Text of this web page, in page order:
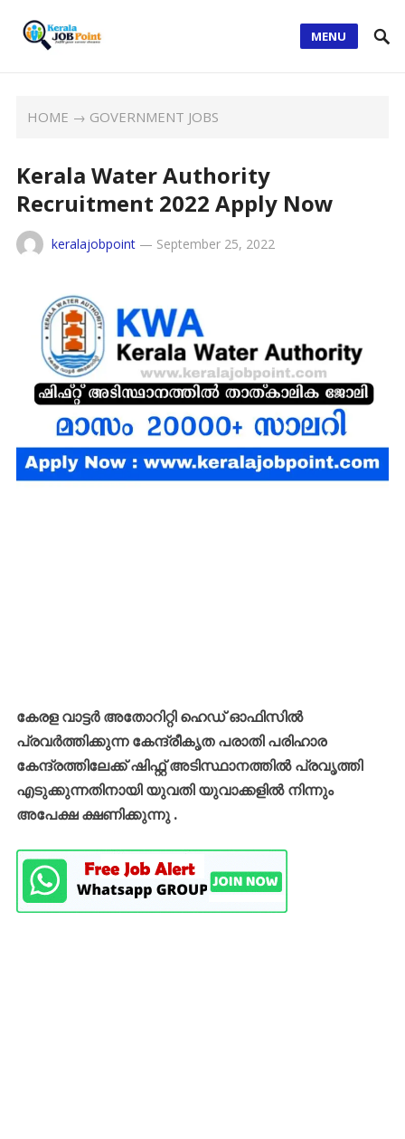
MENU
HOME → GOVERNMENT JOBS
Kerala Water Authority
Recruitment 2022 Apply Now
keralajobpoint— September 25, 2022
കേരള വാട്ടർ അതോറിറ്റി ഹെഡ് ഓഫിസിൽ
പ്രവർത്തിക്കുന്ന കേന്ദ്രീകൃത പരാതി പരിഹാര
കേന്ദ്രത്തിലേക്ക് ഷിഫ്റ്റ് അടിസ്ഥാനത്തിൽ പ്രവൃത്തി
എടുക്കുന്നതിനായി യുവതി യുവാക്കളിൽ നിന്നും
അപേക്ഷ ക്ഷണിക്കുന്നു .